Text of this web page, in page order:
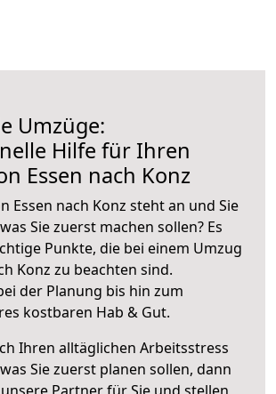
Umzüge:
Hilfe für Ihren
Essen nach Konz
Essen nach Konz steht an und Sie
Sie zuerst machen sollen? Es
Punkte, die bei einem Umzug
Konz zu beachten sind.
der Planung bis hin zum
kostbaren Hab & Gut.
Ihren alltäglichen Arbeitsstress
Sie zuerst planen sollen, dann